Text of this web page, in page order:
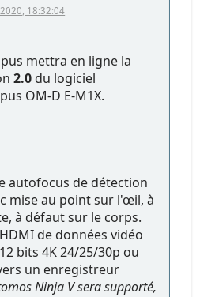
18:32:04
mettra en ligne la
2.0 du logiciel
OM-D E-M1X.
autofocus de détection
mise au point sur l'œil, à
à défaut sur le corps.
de données vidéo
bits 4K 24/25/30p ou
un enregistreur
Ninja V sera supporté,